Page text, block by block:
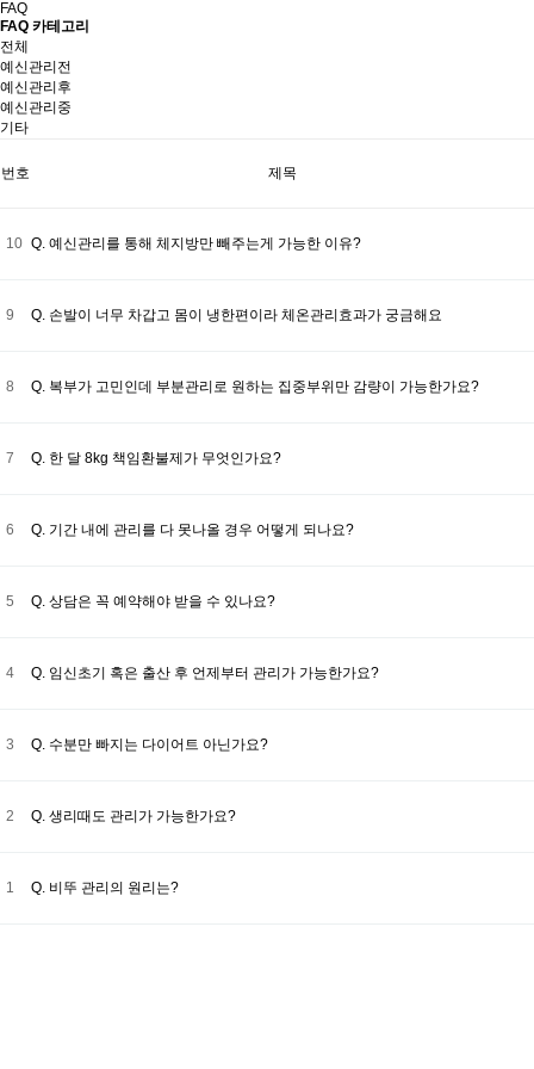
FAQ
FAQ 카테고리
전체
예신관리전
예신관리후
예신관리중
기타
번호 제목
10 Q. 예신관리를 통해 체지방만 빼주는게 가능한 이유?
9 Q. 손발이 너무 차갑고 몸이 냉한편이라 체온관리효과가 궁금해요
8 Q. 복부가 고민인데 부분관리로 원하는 집중부위만 감량이 가능한가요?
7 Q. 한 달 8kg 책임환불제가 무엇인가요?
6 Q. 기간 내에 관리를 다 못나올 경우 어떻게 되나요?
5 Q. 상담은 꼭 예약해야 받을 수 있나요?
4 Q. 임신초기 혹은 출산 후 언제부터 관리가 가능한가요?
3 Q. 수분만 빠지는 다이어트 아닌가요?
2 Q. 생리때도 관리가 가능한가요?
1 Q. 비뚜 관리의 원리는?